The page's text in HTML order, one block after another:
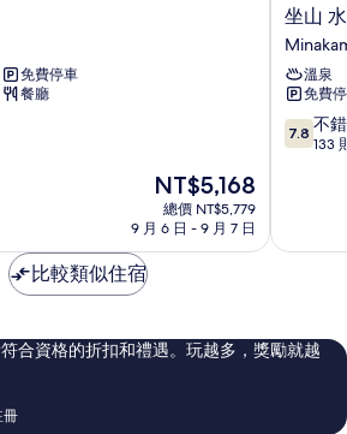
免費停車
餐廳
現
在
價
NT$5,168
總價 NT$5,779
9 月 6 日 - 9 月 7 日
坐
山
水
上
坐山
溫泉
免費
7.8
分，
不
則
評
7.8 不
133
比較類似住宿
合資格的折扣和禮遇。玩越多，獎勵就越
冊